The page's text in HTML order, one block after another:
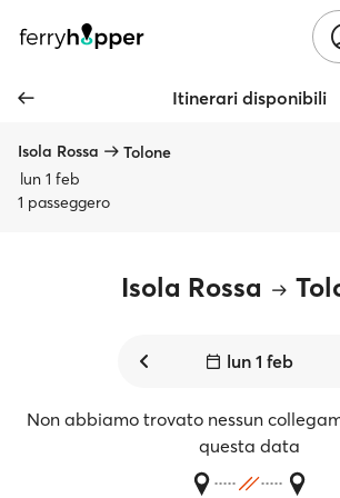
Itinerari disponibili
Isola Rossa
Tolone
lun 1 feb
1 passeggero
Isola Rossa
lun 1 feb
Non abbiamo trovato nessun
questa data